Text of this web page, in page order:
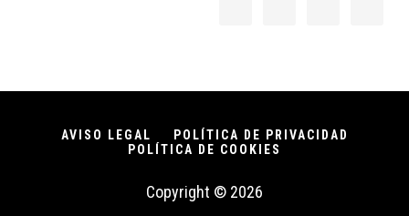
AVISO LEGAL
POLÍTICA DE PRIVACIDAD
POLÍTICA DE COOKIES
Copyright © 2026